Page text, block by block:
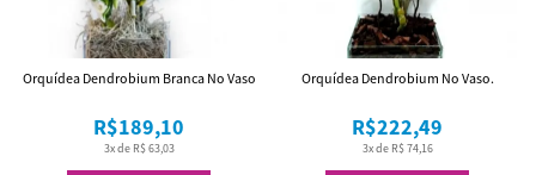
3x de R$ 63,03
R$189,10
Orquídea Dendrobium Branca No Vaso
3x de R$ 74,16
R$222,49
Orquídea Dendrobium No Vaso.